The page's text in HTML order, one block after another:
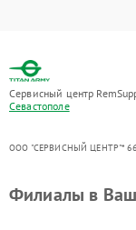
Сервисный центр
Севастополе
ООО "СЕРВИСНЫЙ ЦЕНТР"*
Филиалы в